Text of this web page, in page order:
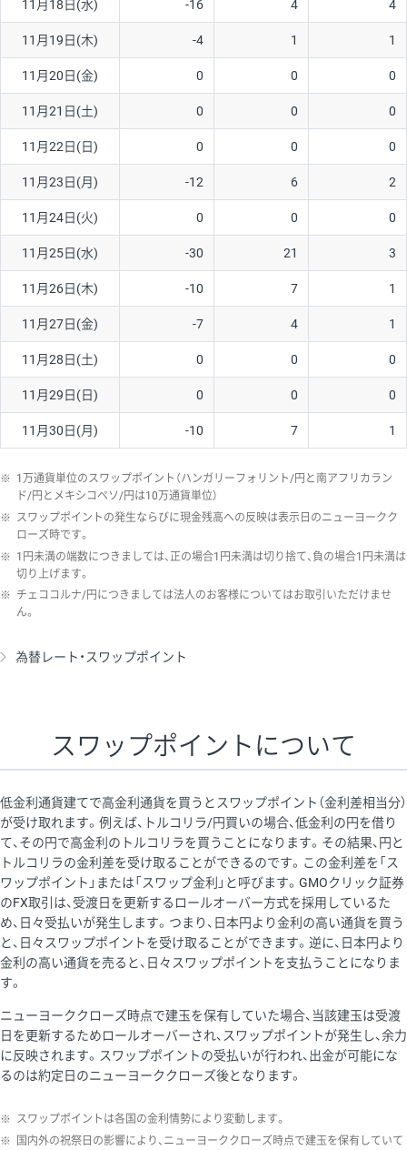
11月18日(水) -16 4 4
11月19日(木) -4 1 1
11月20日(金) 0 0 0
11月21日(土) 0 0 0
11月22日(日) 0 0 0
11月23日(月) -12 6 2
11月24日(火) 0 0 0
11月25日(水) -30 21 3
11月26日(木) -10 7 1
11月27日(金) -7 4 1
11月28日(土) 0 0 0
11月29日(日) 0 0 0
11月30日(月) -10 7 1
※ 1万通貨単位のスワップポイント（ハンガリーフォリント/円と南アフリカラン
ド/円とメキシコペソ/円は10万通貨単位）
※ スワップポイントの発生ならびに現金残高への反映は表示日のニューヨークク
ローズ時です。
※ 1円未満の端数につきましては、正の場合1円未満は切り捨て、負の場合1円未満は
切り上げます。
※ チェココルナ/円につきましては法人のお客様についてはお取引いただけませ
ん。
為替レート・スワップポイント
スワップポイントについて
低金利通貨建てで高金利通貨を買うとスワップポイント（金利差相当分）
が受け取れます。例えば、トルコリラ/円買いの場合、低金利の円を借り
て、その円で高金利のトルコリラを買うことになります。その結果、円と
トルコリラの金利差を受け取ることができるのです。この金利差を「ス
ワップポイント」または「スワップ金利」と呼びます。GMOクリック証券
のFX取引は、受渡日を更新するロールオーバー方式を採用しているた
め、日々受払いが発生します。つまり、日本円より金利の高い通貨を買う
と、日々スワップポイントを受け取ることができます。逆に、日本円より
金利の高い通貨を売ると、日々スワップポイントを支払うことになりま
す。
ニューヨーククローズ時点で建玉を保有していた場合、当該建玉は受渡
日を更新するためロールオーバーされ、スワップポイントが発生し、余力
に反映されます。スワップポイントの受払いが行われ、出金が可能にな
るのは約定日のニューヨーククローズ後となります。
※ スワップポイントは各国の金利情勢により変動します。
※
国内外の祝祭日の影響により、ニューヨーククローズ時点で建玉を保有していて